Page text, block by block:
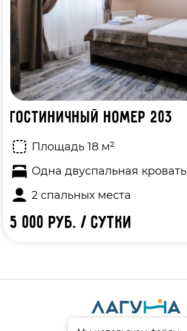
Гостиничный номер 203
Площадь 18 м²
Одна двуспальная кровать
2 спальных места
5 000 руб. / сутки